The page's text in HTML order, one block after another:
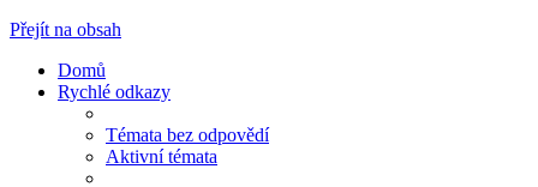
Přejít na obsah
Domů
Rychlé odkazy
Témata bez odpovědí
Aktivní témata